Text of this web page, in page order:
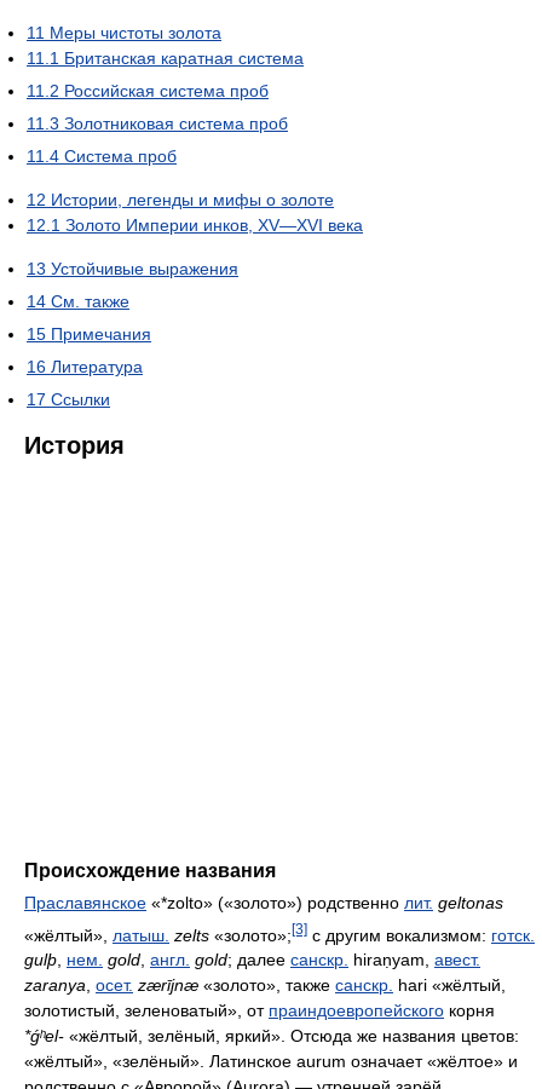
11 Меры чистоты золота
11.1 Британская каратная система
11.2 Российская система проб
11.3 Золотниковая система проб
11.4 Система проб
12 Истории, легенды и мифы о золоте
12.1 Золото Империи инков, XV—XVI века
13 Устойчивые выражения
14 См. также
15 Примечания
16 Литература
17 Ссылки
История
Происхождение названия
Праславянское «*zolto» («золото») родственно лит. geltonas
«жёлтый», латыш. zelts «золото»;[3] с другим вокализмом: готск.
gulþ, нем. gold, англ. gold; далее санскр. hiraṇyam, авест.
zaranya, осет. zærījnæ «золото», также санскр. hari «жёлтый,
золотистый, зеленоватый», от праиндоевропейского корня
*ǵʰel- «жёлтый, зелёный, яркий». Отсюда же названия цветов:
«жёлтый», «зелёный». Латинское aurum означает «жёлтое» и